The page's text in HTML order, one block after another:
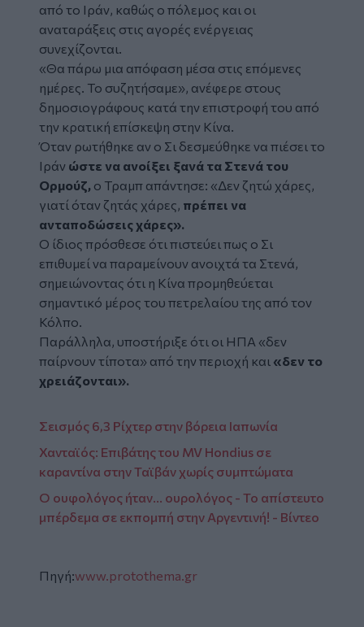
από το Ιράν, καθώς ο πόλεμος και οι
αναταράξεις στις αγορές ενέργειας
συνεχίζονται.
«Θα πάρω μια απόφαση μέσα στις επόμενες
ημέρες. Το συζητήσαμε», ανέφερε στους
δημοσιογράφους κατά την επιστροφή του από
την κρατική επίσκεψη στην Κίνα.
Όταν ρωτήθηκε αν ο Σι δεσμεύθηκε να πιέσει το
Ιράν ώστε να ανοίξει ξανά τα Στενά του
Ορμούζ, ο Τραμπ απάντησε: «Δεν ζητώ χάρες,
γιατί όταν ζητάς χάρες, πρέπει να
ανταποδώσεις χάρες».
Ο ίδιος πρόσθεσε ότι πιστεύει πως ο Σι
επιθυμεί να παραμείνουν ανοιχτά τα Στενά,
σημειώνοντας ότι η Κίνα προμηθεύεται
σημαντικό μέρος του πετρελαίου της από τον
Κόλπο.
Παράλληλα, υποστήριξε ότι οι ΗΠΑ «δεν
παίρνουν τίποτα» από την περιοχή και «δεν το
χρειάζονται».
Σεισμός 6,3 Ρίχτερ στην βόρεια Ιαπωνία
Χανταϊός: Επιβάτης του MV Hondius σε
καραντίνα στην Ταϊβάν χωρίς συμπτώματα
Ο ουφολόγος ήταν... ουρολόγος - Το απίστευτο
μπέρδεμα σε εκπομπή στην Αργεντινή! - Βίντεο
Πηγή:www.protothema.gr